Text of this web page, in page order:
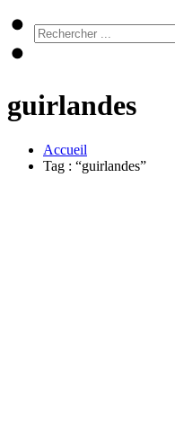
guirlandes
Accueil
Tag : “guirlandes”